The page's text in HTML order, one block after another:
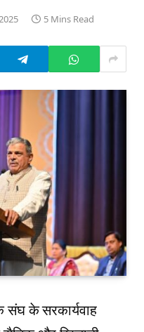
5 Mins Read
संघ के सरकार्यवाह